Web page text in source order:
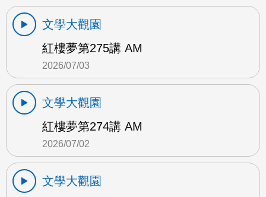
文學大觀園
紅樓夢第275講 AM
2026/07/03
文學大觀園
紅樓夢第274講 AM
2026/07/02
文學大觀園